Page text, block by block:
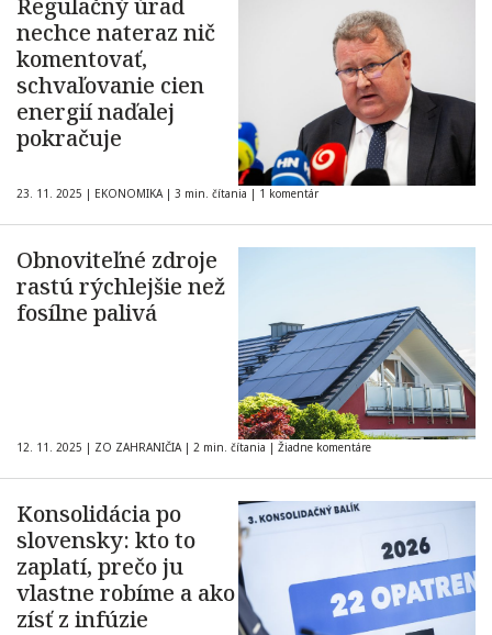
Regulačný úrad
nechce nateraz nič
komentovať,
schvaľovanie cien
energií naďalej
pokračuje
23. 11. 2025 | EKONOMIKA | 3 min. čítania | 1 komentár
Obnoviteľné zdroje
rastú rýchlejšie než
fosílne palivá
12. 11. 2025 | ZO ZAHRANIČIA | 2 min. čítania | Žiadne komentáre
Konsolidácia po
slovensky: kto to
zaplatí, prečo ju
vlastne robíme a ako
zísť z infúzie